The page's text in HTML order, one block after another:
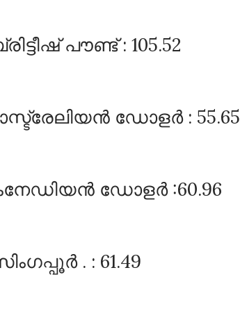
പൗണ്ട്‌ : 105.52
ഡോളർ : 55.65
ഡോളർ :60.96
. : 61.49